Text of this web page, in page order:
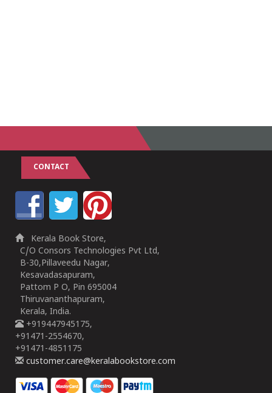
CONTACT
Kerala Book Store,
C/O Consors Technologies Pvt Ltd,
B-30,Pillaveedu Nagar,
Kesavadasapuram,
Pattom P O, Pin 695004
Thiruvananthapuram,
Kerala, India.
+919447945175,
+91471-2554670,
+91471-4851175
customer.care@keralabookstore.com